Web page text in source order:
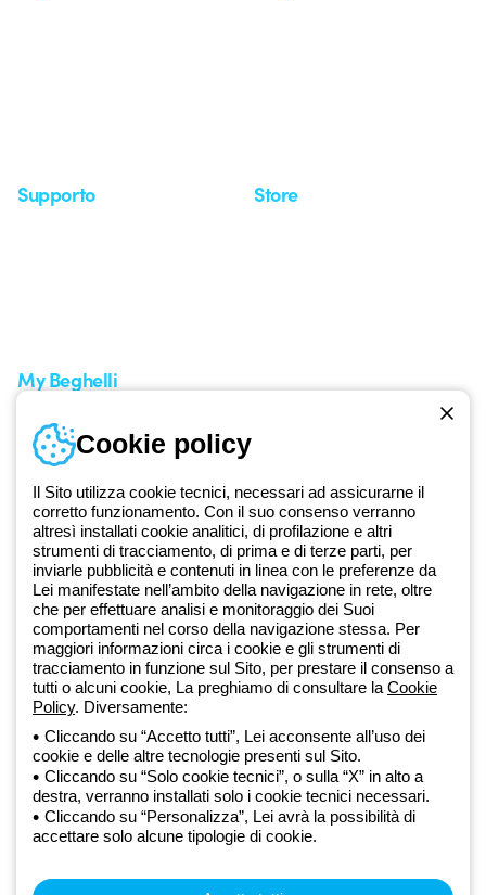
Dal 2025 Beghelli è parte del Gruppo GEWISS, all’interno
dell’ecosistema GEWISS LightZone, dove realizziamo soluzioni di
illuminazione integrate che trasformano la complessità in semplicità,
supportando professionisti e utenti finali nella realizzazione dei loro
bisogni.Scopri di più su GEWISS
Supporto Store
My Beghelli
Accedi o registrati
Formazione
Documentazione e software
Iscriviti alla newsletter
Privacy Policy
Cookie policy
Condizioni di vendita
Tutte le policy
Accessibilità
Cookie policy
Il Sito utilizza cookie tecnici, necessari ad assicurarne il
corretto funzionamento. Con il suo consenso verranno
altresì installati cookie analitici, di profilazione e altri
strumenti di tracciamento, di prima e di terze parti, per
inviarle pubblicità e contenuti in linea con le preferenze da
Lei manifestate nell’ambito della navigazione in rete, oltre
che per effettuare analisi e monitoraggio dei Suoi
comportamenti nel corso della navigazione stessa. Per
maggiori informazioni circa i cookie e gli strumenti di
tracciamento in funzione sul Sito, per prestare il consenso a
tutti o alcuni cookie, La preghiamo di consultare la Cookie
Policy. Diversamente:
Cliccando su “Accetto tutti”, Lei acconsente all’uso dei
cookie e delle altre tecnologie presenti sul Sito.
Cliccando su “Solo cookie tecnici”, o sulla “X” in alto a
destra, verranno installati solo i cookie tecnici necessari.
Cliccando su “Personalizza”, Lei avrà la possibilità di
accettare solo alcune tipologie di cookie.